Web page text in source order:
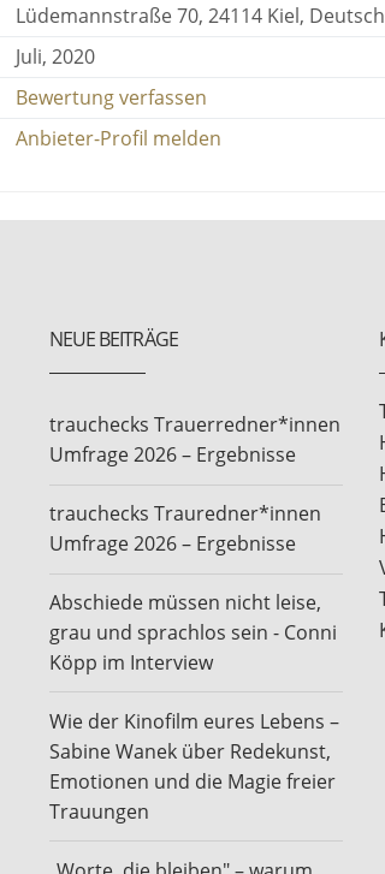
Lüdemannstraße 70, 24114 Kiel,
Juli, 2020
Bewertung verfassen
Anbieter-Profil melden
NEUE BEITRÄGE
trauchecks Trauerredner*innen
Umfrage 2026 – Ergebnisse
trauchecks Trauredner*innen
Umfrage 2026 – Ergebnisse
Abschiede müssen nicht leise,
grau und sprachlos sein - Conni
Köpp im Interview
Wie der Kinofilm eures Lebens –
Sabine Wanek über Redekunst,
Emotionen und die Magie freier
Trauungen